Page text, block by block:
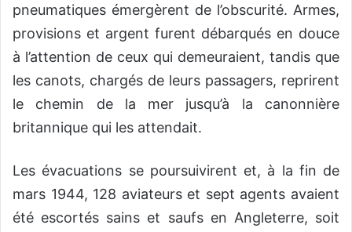
pneumatiques émergèrent de l’obscurité. Armes,
provisions et argent furent débarqués en douce
à l’attention de ceux qui demeuraient, tandis que
les canots, chargés de leurs passagers, reprirent
le chemin de la mer jusqu’à la canonnière
britannique qui les attendait.
Les évacuations se poursuivirent et, à la fin de
mars 1944, 128 aviateurs et sept agents avaient
été escortés sains et saufs en Angleterre, soit